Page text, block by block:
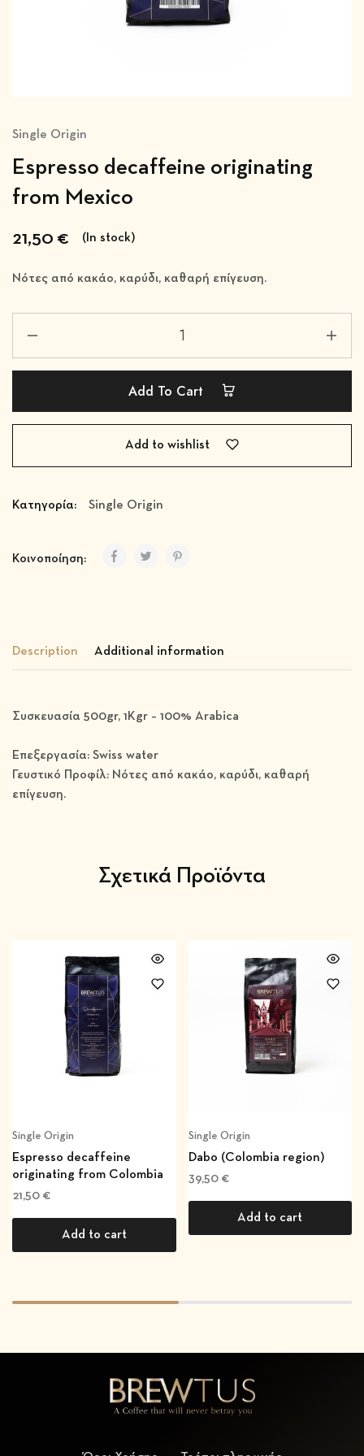
Single Origin
Espresso decaffeine originating
from Mexico
21,50 € (In stock)
Νότες από κακάο, καρύδι, καθαρή επίγευση.
Add To Cart
Add to wishlist
Κατηγορία: Single Origin
Κοινοποίηση:
Description Additional information
Συσκευασία 500gr, 1Kgr – 100% Arabica
Επεξεργασία: Swiss water
Γευστικό Προφίλ: Νότες από κακάο, καρύδι, καθαρή
επίγευση.
Σχετικά Προϊόντα
Single Origin
Espresso decaffeine
originating from Colombia
21,50 €
Add to cart
Single Origin
Dabo (Colombia region)
39,50 €
Add to cart